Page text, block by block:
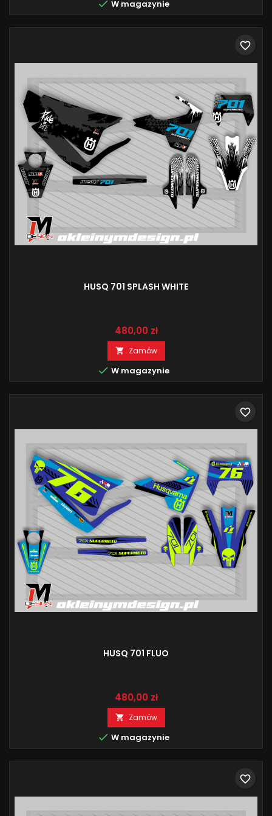
 W magazynie
HUSQ 701 SPLASH WHITE
Cena
480,00 zł
 Zamów
 W magazynie
favorite_border
HUSQ 701 FLUO
Cena
480,00 zł
 Zamów
 W magazynie
favorite_border
favorite_border